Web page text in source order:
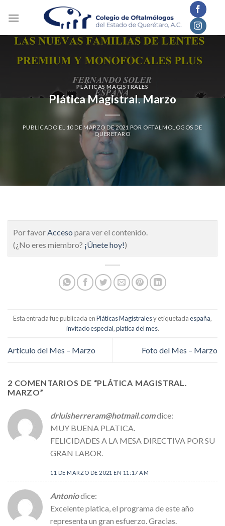
PLÁTICAS MAGISTRALES
Plática Magistral. Marzo
PUBLICADO EL 10 DE MARZO DE 2021 POR OFTALMOLOGOS DE
QUERETARO
Por favorAcceso para ver el contenido.
(¿No eres miembro? ¡Únete hoy!)
Esta entrada fue publicada enPláticas Magistralesy etiquetadaespaña,
invitado especial,platica del mes.
Artículo del Mes – Marzo Foto del Mes – Marzo
2 COMENTARIOS DE “PLÁTICA MAGISTRAL.
MARZO”
drluisherreram@hotmail.comdice:
MUY BUENA PLATICA.
FELICIDADES A LA MESA DIRECTIVA POR SU
GRAN LABOR.
11 DE MARZO DE 2021 EN 11:17 AM
Antoniodice:
Excelente platica, el programa de este año
representa un gran esfuerzo. Gracias.